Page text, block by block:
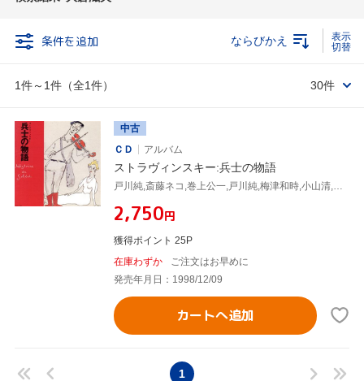
条件を追加
1件～1件（全1件）
ならびかえ
30件
中古
ＣＤ
アルバム
ストラヴィンスキー:兵士の物語
¥2,750円
獲得ポイント 25P
在庫わずか
ご注文はお早めに
発売年月日：1998/12/09
カートへ追加
1